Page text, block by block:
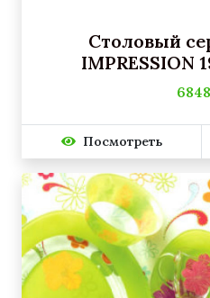
Столовый
IMPRESSION
Посмотреть